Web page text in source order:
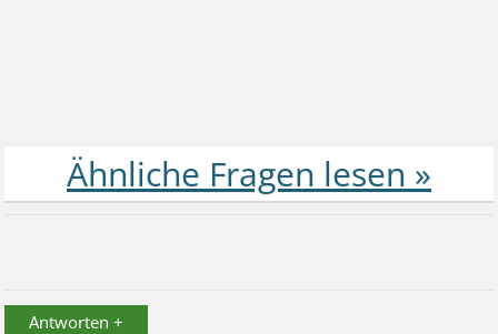
Antworten +